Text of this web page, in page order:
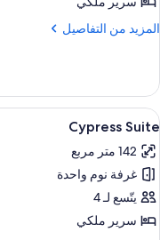
المزيد من التفاصيل
المزيد
Strip
View
Salone
استعراض
جميع
صور
Cypress
Suite
4
Cypress Suite
142 متر مربع
غرفة نوم واحدة
يتّسع لـ 4
سرير ملكي